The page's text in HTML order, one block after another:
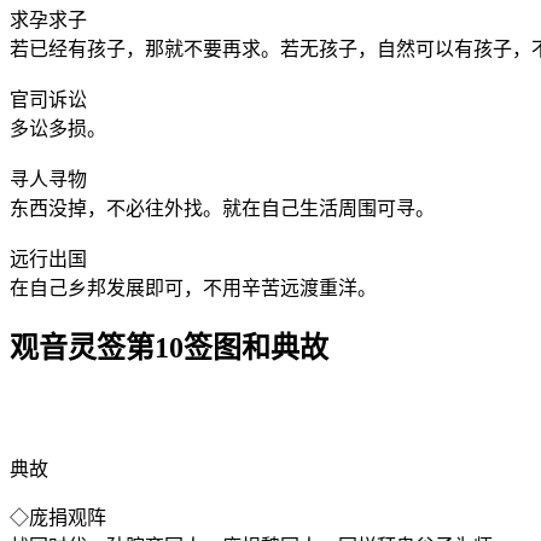
求孕求子
若已经有孩子，那就不要再求。若无孩子，自然可以有孩子，
官司诉讼
多讼多损。
寻人寻物
东西没掉，不必往外找。就在自己生活周围可寻。
远行出国
在自己乡邦发展即可，不用辛苦远渡重洋。
观音灵签第10签图和典故
典故
◇庞捐观阵